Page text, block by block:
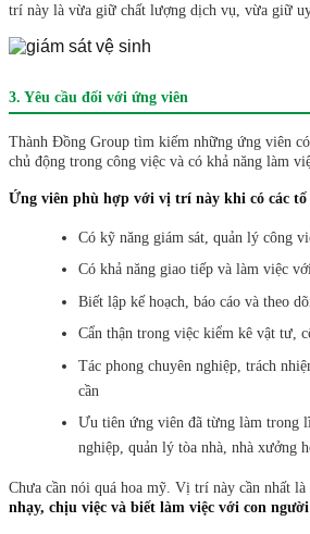
trí này là vừa giữ chất lượng dịch vụ, vừa giữ
3. Yêu cầu đối với ứng viên
Thành Đồng Group tìm kiếm những ứng viên
chủ động trong công việc và có khả năng làm
Ứng viên phù hợp với vị trí này khi có các tố
Có kỹ năng giám sát, quản lý công
Có khả năng giao tiếp và làm việc
Biết lập kế hoạch, báo cáo và theo
Cẩn thận trong việc kiểm kê vật tư,
Tác phong chuyên nghiệp, trách
cần
Ưu tiên ứng viên đã từng làm trong
nghiệp, quản lý tòa nhà, nhà xưởng
Chưa cần nói quá hoa mỹ. Vị trí này cần nhất là
nhạy, chịu việc và biết làm việc với con người